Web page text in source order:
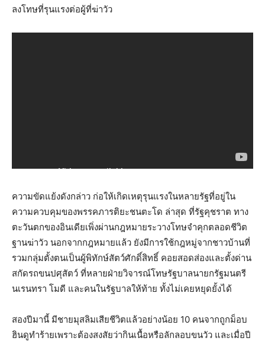
ลงโทษที่รุนแรงต่อผู้ที่ฆ่าวัว
ความขัดแย้งดังกล่าว ก่อให้เกิดเหตุรุนแรงในหลายรัฐที่อยู่ใน
ความควบคุมของพรรคภารติยะชนตะโด ล่าสุด ที่รัฐคุชราต ทาง
ตะวันตกของอินเดียเพิ่งผ่านกฎหมายระวางโทษจำคุกตลอดชีวิต
ฐานฆ่าวัว นอกจากกฎหมายแล้ว ยังมีการใช้กฎหมู่จากชาวบ้านที่
รวมกลุ่มตั้งตนเป็นผู้พิทักษ์สัตว์ศักดิ์สิทธิ์ คอยสอดส่องและตั้งด่าน
สกัดรถขนปศุสัตว์ ที่หลายฝ่ายวิจารณ์โทษรัฐบาลนายกรัฐมนตรี
นเรนทรา โมดี และคนในรัฐบาลให้ท้าย ทั้งไม่เคยหยุดยั้งได้
สองปีมานี้ มีชายมุสลิมเสียชีวิตแล้วอย่างน้อย 10 คนจากถูกม็อบ
ฮินดูทำร้ายเพราะต้องสงสัยว่ากินเนื้อหรือลักลอบขนวัว และเมื่อปี